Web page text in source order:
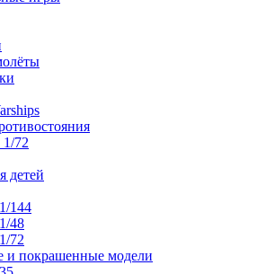
72
детей
144
48
72
и покрашенные модели